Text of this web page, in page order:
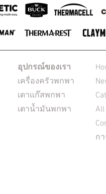
อุปกรณ์ของเรา
เครื่องครัวพกพา
เตาแก๊สพกพา
เตาน้ำมันพกพา
All
ก